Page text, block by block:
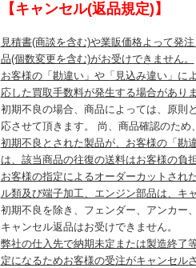
【キャンセル(返品規定)】
見積書(商談を含む)や業販価格よって発
品(個数変更を含む)がお受けできません。
お客様の「勘違い」や「見込み違い」に
応した買取手数料が発生する場合があり
初期不良の場合、商品によっては、原則
応させて頂きます。 尚、商品確認のた
初期不良とされた製品が、お客様の「勘
は、該当商品の往復の送料はお客様の負
お客様の指定によるオーダーカットされ
ル類及び端子加工、エンジン部品は、キ
初期不良を除き、フェンダー、アンカー
キャンセル返品はお受けできません。
弊社の仕入先で納期未定または製造終了
定になるためお客様の受注がキャンセル